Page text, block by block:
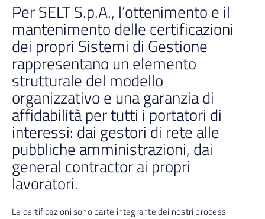
Per SELT S.p.A., l’ottenimento e il
mantenimento delle certificazioni
dei propri Sistemi di Gestione
rappresentano un elemento
strutturale del modello
organizzativo e una garanzia di
affidabilità per tutti i portatori di
interessi: dai gestori di rete alle
pubbliche amministrazioni, dai
general contractor ai propri
lavoratori.
Le certificazioni sono parte integrante dei nostri processi